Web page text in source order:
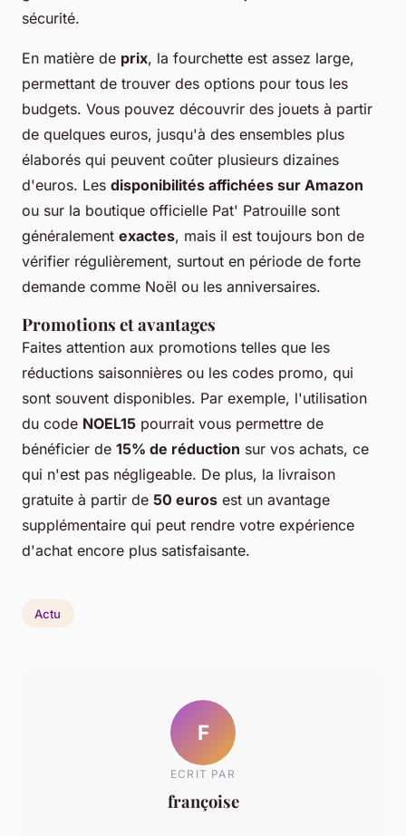
sécurité.
En matière de prix, la fourchette est assez large,
permettant de trouver des options pour tous les
budgets. Vous pouvez découvrir des jouets à partir
de quelques euros, jusqu'à des ensembles plus
élaborés qui peuvent coûter plusieurs dizaines
d'euros. Les disponibilités affichées sur Amazon
ou sur la boutique officielle Pat' Patrouille sont
généralement exactes, mais il est toujours bon de
vérifier régulièrement, surtout en période de forte
demande comme Noël ou les anniversaires.
Promotions et avantages
Faites attention aux promotions telles que les
réductions saisonnières ou les codes promo, qui
sont souvent disponibles. Par exemple, l'utilisation
du code NOEL15 pourrait vous permettre de
bénéficier de 15% de réduction sur vos achats, ce
qui n'est pas négligeable. De plus, la livraison
gratuite à partir de 50 euros est un avantage
supplémentaire qui peut rendre votre expérience
d'achat encore plus satisfaisante.
Actu
F
ECRIT PAR
françoise